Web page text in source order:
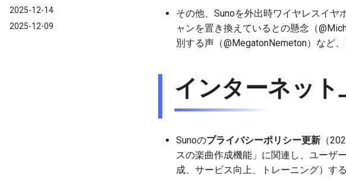
2025-12-14
2025-12-09
その他、Sunoを外出時ワイヤレスイヤ
ャンを置き換えているとの懸念（
別する声（@MegatonNemeton）など
インターネット
Sunoのプライバシーポリシー更新 （
スの楽曲作成機能」に関連し、ユーザ
成、サービス向上、トレーニング）す